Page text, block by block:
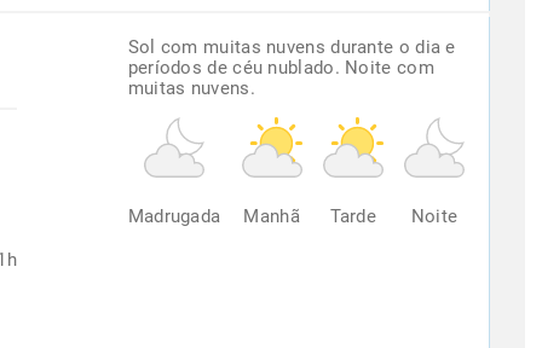
Sol com muitas nuvens durante o dia e
períodos de céu nublado. Noite com
muitas nuvens.
Madrugada Manhã Tarde Noite